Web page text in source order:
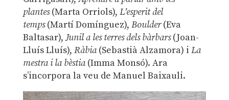
plantes(Marta Orriols), L’esperit del
temps(Martí Domínguez), Boulder(Eva
Baltasar),Junil a les terres dels bàrbars(Joan-
Lluís Lluís), Ràbia(Sebastià Alzamora) i La
mestra i la bèstia(Imma Monsó). Ara
s’incorpora la veu de Manuel Baixauli.